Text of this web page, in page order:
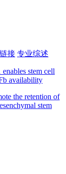
接 专业综述
stem cell
availability
the retention of
stem